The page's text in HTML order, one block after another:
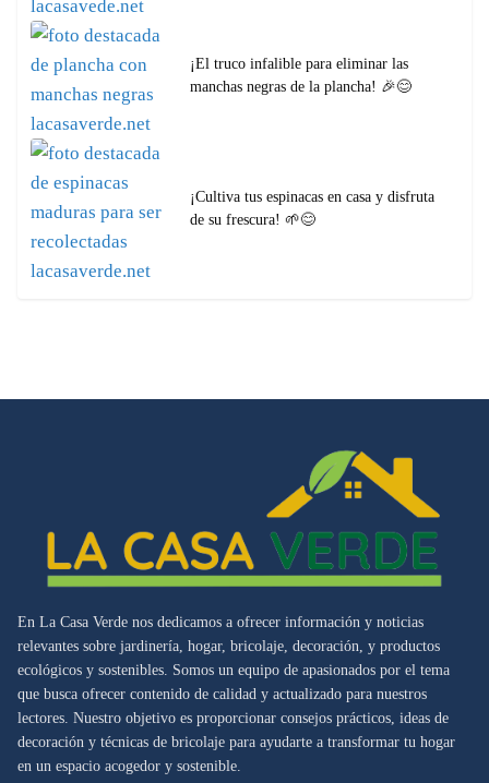
¡El truco infalible para eliminar las
manchas negras de la plancha! 🎉😊
¡Cultiva tus espinacas en casa y disfruta
de su frescura! 🌱😊
En La Casa Verde nos dedicamos a ofrecer información y noticias
relevantes sobre jardinería, hogar, bricolaje, decoración, y productos
ecológicos y sostenibles. Somos un equipo de apasionados por el tema
que busca ofrecer contenido de calidad y actualizado para nuestros
lectores. Nuestro objetivo es proporcionar consejos prácticos, ideas de
decoración y técnicas de bricolaje para ayudarte a transformar tu hogar
en un espacio acogedor y sostenible.